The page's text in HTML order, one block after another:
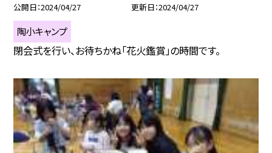
公開日 2024/04/27 更新日 2024/04/27
陶小キャンプ
閉会式を行い、お待ちかね「花火鑑賞」の時間です。